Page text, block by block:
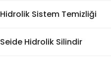
Hidrolik Sistem Temizliği
Seide Hidrolik Silindir